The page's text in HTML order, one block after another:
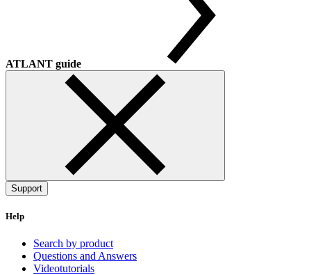
ATLANT guide
Support
Help
Search by product
Questions and Answers
Videotutorials